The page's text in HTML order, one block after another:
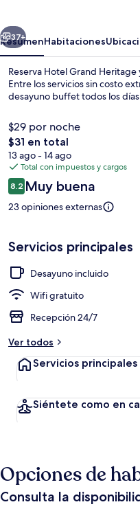
Siguiente
37+
ResumenHabitaciones
Reserva Hotel Grand
Entre los servicios sin costo
desayuno buffet todos los
$29 por noche
El
precio
total
es
de
$31
$31 en total
13 ago - 14 ago
Total con impuestos y cargos
Opiniones
8.28.2 de 10,
Muy buena
23 opiniones externas
Servicios principales
Desayuno incluido
Wifi gratuito
Recepción 24/7
Ver todos
Servicios principales
Siéntete como en
Opciones de
Consulta la